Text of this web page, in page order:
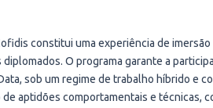
constitui uma experiência de
O programa garante a
sob um regime de trabalho híbrido e
aptidões comportamentais e técnicas,